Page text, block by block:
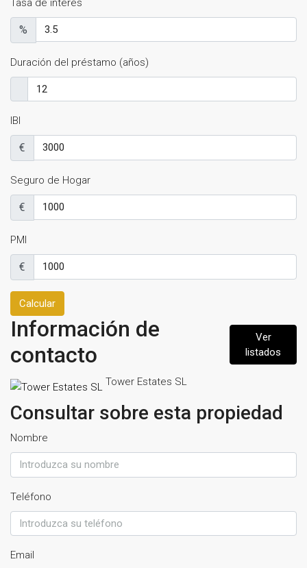
%
Duración del préstamo (años)
IBI
€
Seguro de Hogar
€
PMI
€
Calcular
Información de
contacto
Ver
listados
Tower Estates SL
Consultar sobre esta propiedad
Nombre
Teléfono
Email